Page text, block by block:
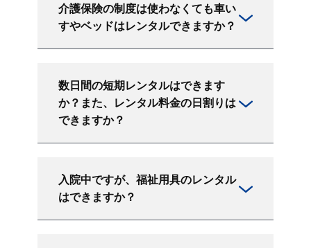
介護保険の制度は使わなくても車い
すやベッドはレンタルできますか？
数日間の短期レンタルはできます
か？また、レンタル料金の日割りは
できますか？
入院中ですが、福祉用具のレンタル
はできますか？